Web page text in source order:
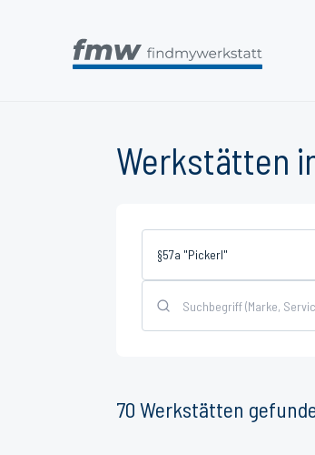
Werkstätten
§57a "Pickerl"
70 Werkstätten